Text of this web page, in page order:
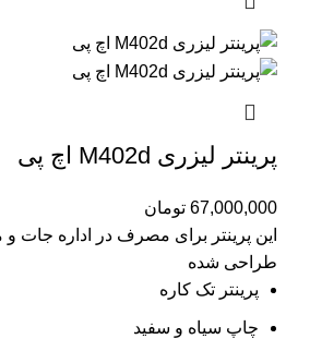
پرینتر لیزری M402d اچ پی
67,000,000 تومان
این پرینتر برای مصرف در اداره جات
طراحی شده
پرینتر تک کاره
چاپ سیاه و سفید